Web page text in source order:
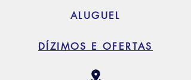
ALUGUEL
DÍZIMOS E OFERTAS